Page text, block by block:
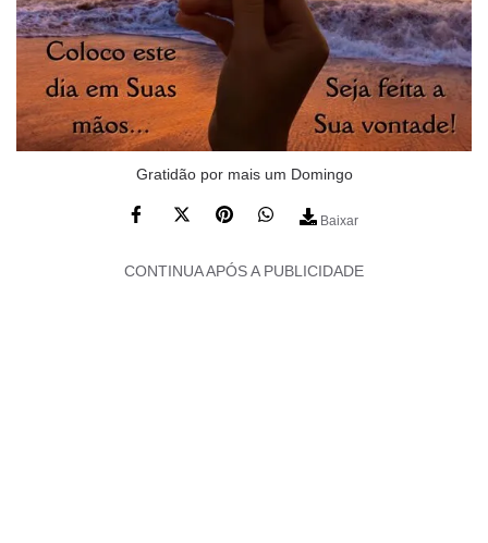
Gratidão por mais um Domingo
Baixar
CONTINUA APÓS A PUBLICIDADE